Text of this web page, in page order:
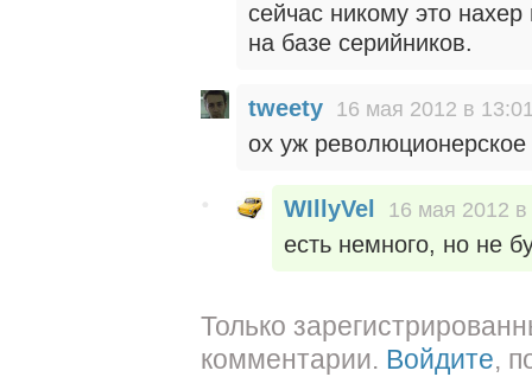
сейчас никому это
на базе серийников.
tweety 16 мая 2012 в
ох уж революционерское
WIllyVel 16 мая 2012 в
есть немного, но не
Только
комментарии. Войдите,